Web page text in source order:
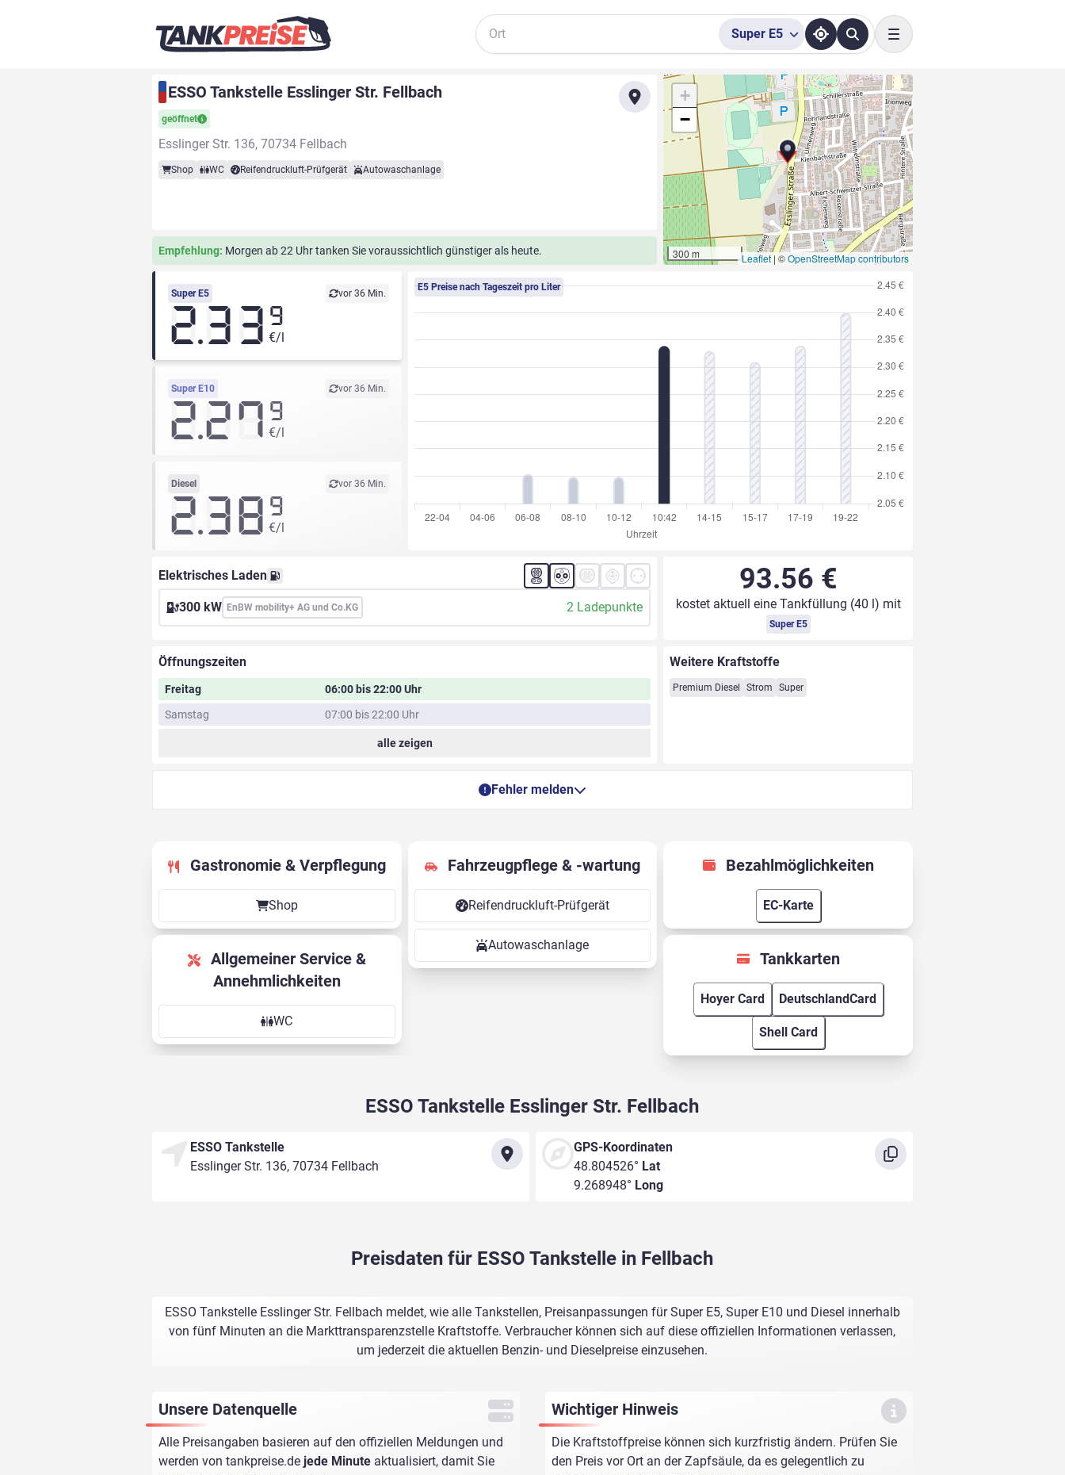
Suche
Super E5
Toggle navigation
ESSO Tankstelle Esslinger Str. Fellbach
geöffnet
Esslinger Str. 136, 70734 Fellbach
Shop WC Reifendruckluft-Prüfgerät Autowaschanlage
Empfehlung: Morgen ab 22 Uhr tanken Sie voraussichtlich günstiger als heute.
+
−
300 m Leaflet |©OpenStreetMap contributors
Super E5 vor 36 Min.
2.33 9
€/l
Super E10 vor 36 Min.
2.27 9
€/l
Diesel vor 36 Min.
2.38 9
€/l
E5 Preise nach Tageszeit pro Liter
Elektrisches Laden
300 kW EnBW mobility+ AG und Co.KG 2 Ladepunkte
93.56 €
kostet aktuell eine Tankfüllung (40 l) mit
Super E5
Öffnungszeiten
Freitag
06:00 bis 22:00 Uhr
Samstag
07:00 bis 22:00 Uhr
alle zeigen
Weitere Kraftstoffe
Premium Diesel Strom Super
Fehler melden
Gastronomie & Verpflegung
Shop
Annehmlichkeiten
WC
Fahrzeugpflege & -wartung
Reifendruckluft-Prüfgerät
Autowaschanlage
Bezahlmöglichkeiten
EC-Karte
Tankkarten
Hoyer Card DeutschlandCard
Shell Card
ESSO Tankstelle Esslinger Str. Fellbach
ESSO Tankstelle
Esslinger Str. 136, 70734 Fellbach
GPS-Koordinaten
48.804526° Lat
9.268948° Long
Preisdaten für ESSO Tankstelle in Fellbach
ESSO Tankstelle Esslinger Str. Fellbach meldet, wie alle Tankstellen, Preisanpassungen für Super E5, Super E10 und Diesel innerhalb
von fünf Minuten an die Markttransparenzstelle Kraftstoffe. Verbraucher können sich auf diese offiziellen Informationen verlassen,
um jederzeit die aktuellen Benzin- und Dieselpreise einzusehen.
Unsere Datenquelle
Alle Preisangaben basieren auf den offiziellen Meldungen und
werden von tankpreise.de jede Minute aktualisiert, damit Sie
Wichtiger Hinweis
Die Kraftstoffpreise können sich kurzfristig ändern. Prüfen Sie
den Preis vor Ort an der Zapfsäule, da es gelegentlich zu